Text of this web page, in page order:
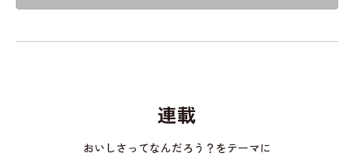
連載
おいしさってなんだろう？をテーマに